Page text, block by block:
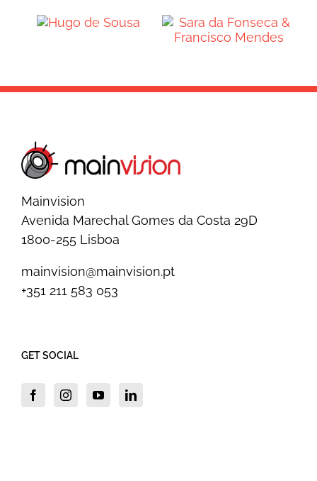
Hugo de
Fonseca &
Mainvision
Avenida Marechal Gomes da Costa 29D
1800-255 Lisboa
mainvision@mainvision.pt
+351 211 583 053
GET SOCIAL